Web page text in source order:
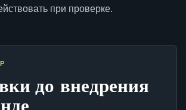
при проверке.
до внедрения